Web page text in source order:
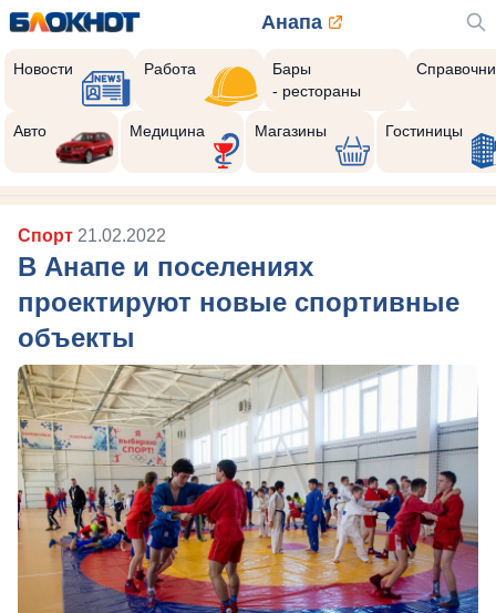
Анапа
Новости Работа
Бары
- рестораны
Авто Медицина Магазины Гостиницы
Спорт 21.02.2022
В Анапе и поселениях
проектируют новые спортивные
объекты